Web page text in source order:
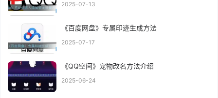
2025-07-13
《百度网盘》专属印迹生成方法
2025-07-17
《QQ空间》宠物改名方法介绍
2025-06-24